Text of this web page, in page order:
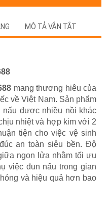
MÔ TẢ VẮN TẮT
mang thương hiêu của
về Việt Nam. Sản phẩm
được nhiều nồi khác
nhiệt và hợp kim với 2
tiện cho việc vệ sinh
an toàn siêu bền. Độ
ngọn lửa nhằm tối ưu
việc đun nấu trong gian
và hiệu quả hơn bao